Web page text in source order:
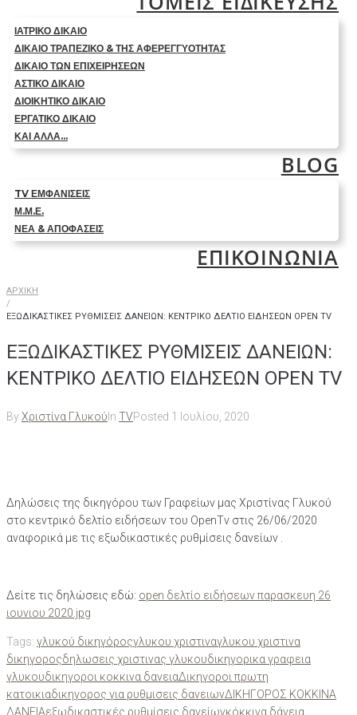
ΙΑΤΡΙΚΟ ΔΙΚΑΙΟ
ΔΙΚΑΙΟ ΤΡΑΠΕΖΙΚΟ & ΤΗΣ ΑΦΕΡΕΓΓΥΟΤΗΤΑΣ
ΔΙΚΑΙΟ ΤΩΝ ΕΠΙΧΕΙΡΗΣΕΩΝ
ΑΣΤΙΚΟ ΔΙΚΑΙΟ
ΔΙΟΙΚΗΤΙΚΟ ΔΙΚΑΙΟ
ΕΡΓΑΤΙΚΟ ΔΙΚΑΙΟ
ΚΑΙ ΑΛΛΑ…
BLOG
TV ΕΜΦΑΝΙΣΕΙΣ
Μ.Μ.Ε.
ΝΕΑ & ΑΠΟΦΑΣΕΙΣ
ΕΠΙΚΟΙΝΩΝΙΑ
ΑΡΧΙΚΗ
/
ΕΞΩΔΙΚΑΣΤΙΚΕΣ ΡΥΘΜΙΣΕΙΣ ΔΑΝΕΙΩΝ: ΚΕΝΤΡΙΚΟ ΔΕΛΤΙΟ ΕΙΔΗΣΕΩΝ OPEN TV
ΕΞΩΔΙΚΑΣΤΙΚΕΣ ΡΥΘΜΙΣΕΙΣ ΔΑΝΕΙΩΝ:
ΚΕΝΤΡΙΚΟ ΔΕΛΤΙΟ ΕΙΔΗΣΕΩΝ OPEN TV
ByΧριστίνα Γλυκού In TVPosted 1 Ιουλίου, 2020
Δηλώσεις της δικηγόρου των Γραφείων μας Χριστίνας Γλυκού
στο κεντρικό δελτίο ειδήσεων του OpenTv στις 26/06/2020
αναφορικά με τις εξωδικαστικές ρυθμίσεις δανείων .
Δείτε τις δηλώσεις εδώ: οpen δελτίο ειδήσεων παρασκευη 26
ιουνιου 2020.jpg
Tags: γλυκού δικηγόροςγλυκου χριστιναγλυκου χριστινα
δικηγοροςδηλωσεις χριστινας γλυκουδικηγορικα γραφεια
γλυκουδικηγοροι κοκκινα δανειαΔικηγοροι πρωτη
κατοικιαδικηγορος για ρυθμισεις δανειωνΔΙΚΗΓΟΡΟΣ ΚΟΚΚΙΝΑ
ΔΑΝΕΙΑεξωδικαστικές ρυθμίσεις δανείωνκόκκινα δάνεια